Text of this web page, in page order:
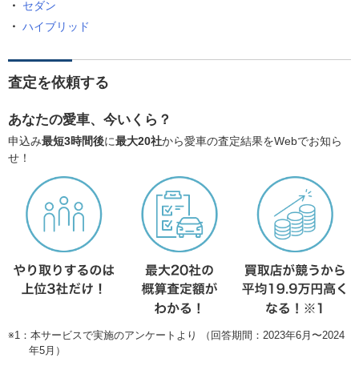
セダン
ハイブリッド
査定を依頼する
あなたの愛車、今いくら？
申込み最短3時間後に最大20社から愛車の査定結果をWebでお知ら
せ！
※1：本サービスで実施のアンケートより （回答期間：2023年6月〜2024
年5月）